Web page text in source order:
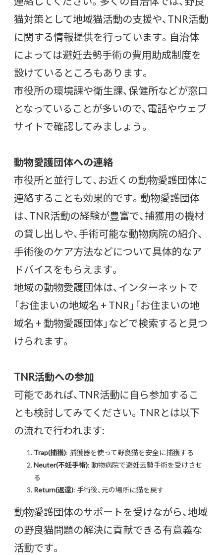
猫対策として地域猫活動の支援や、TNR活動
に関する情報提供を行っています。自治体
によっては避妊去勢手術の費用助成制度を
設けているところもあります。
市役所の環境課や衛生課、保健所などが窓口
となっていることが多いので、電話やウェブ
サイトで確認してみましょう。
動物愛護団体への連絡
市役所と並行して、お近くの動物愛護団体に
連絡することも効果的です。動物愛護団体
は、TNR活動の経験が豊富で、捕獲用の機材
の貸し出しや、手術可能な動物病院の紹介、
手術後のケア方法などについて具体的なア
ドバイスをもらえます。
地域の動物愛護団体は、インターネットで
「お住まいの地域名 + TNR」「お住まいの地
域名 + 動物愛護団体」などで検索すると見つ
けられます。
TNR活動への参加
可能であれば、TNR活動に自ら参加するこ
とも検討してみてください。TNRとは以下
の流れで行われます:
Trap(捕獲): 捕獲器を使って野良猫を安全に捕獲する
Neuter(不妊手術): 動物病院で避妊去勢手術を受けさせ
る
Return(返還): 手術後、元の場所に猫を戻す
動物愛護団体のサポートを受けながら、地域
の野良猫問題の解決に貢献できる有意義な
活動です。